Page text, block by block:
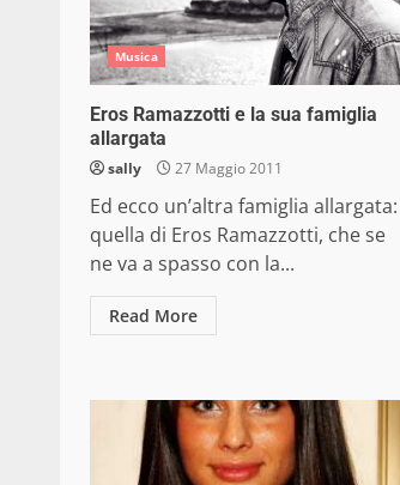
Musica
Eros Ramazzotti e la sua famiglia
allargata
sally 27 Maggio 2011
Ed ecco un’altra famiglia allargata:
quella di Eros Ramazzotti, che se
ne va a spasso con la...
Read More